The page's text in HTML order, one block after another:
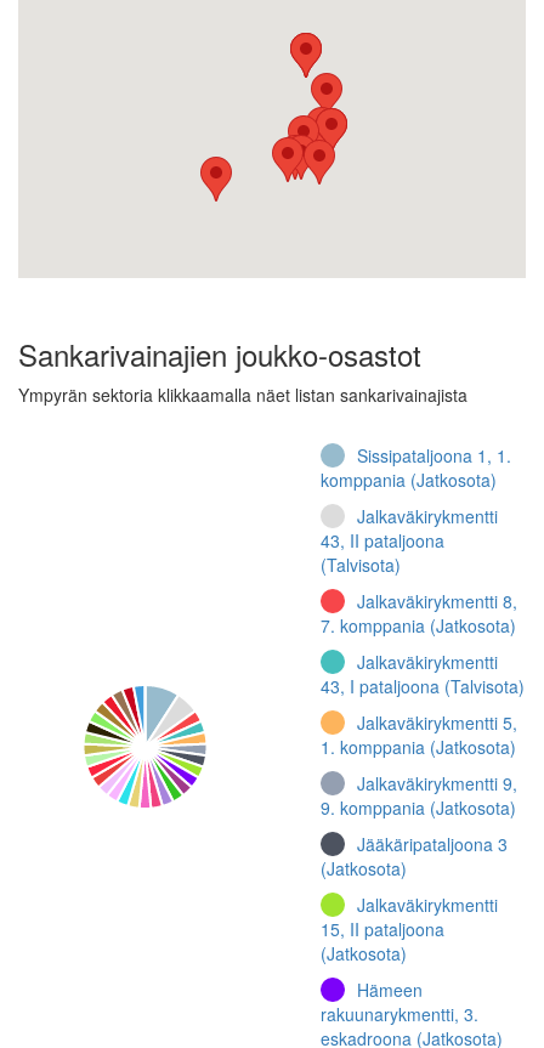
Sankarivainajien joukko-osastot
Ympyrän sektoria klikkaamalla näet listan sankarivainajista
Sissipataljoona 1, 1.
komppania (Jatkosota)
Jalkaväkirykmentti
43, II pataljoona
(Talvisota)
Jalkaväkirykmentti 8,
7. komppania (Jatkosota)
Jalkaväkirykmentti
43, I pataljoona (Talvisota)
Jalkaväkirykmentti 5,
1. komppania (Jatkosota)
Jalkaväkirykmentti 9,
9. komppania (Jatkosota)
Jääkäripataljoona 3
(Jatkosota)
Jalkaväkirykmentti
15, II pataljoona
(Jatkosota)
Hämeen
rakuunarykmentti, 3.
eskadroona (Jatkosota)